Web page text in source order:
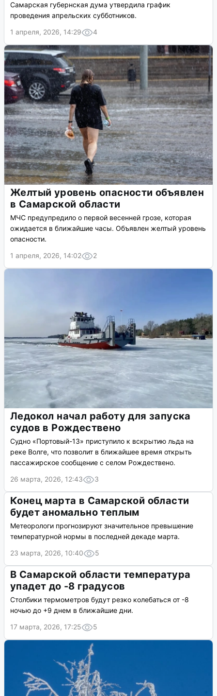
Самарская губернская дума утвердила график
проведения апрельских субботников.
1 апреля, 2026, 14:29
4
Желтый уровень опасности объявлен
в Самарской области
МЧС предупредило о первой весенней грозе, которая
ожидается в ближайшие часы. Объявлен желтый уровень
опасности.
1 апреля, 2026, 14:02
2
Ледокол начал работу для запуска
судов в Рождествено
Судно «Портовый-13» приступило к вскрытию льда на
реке Волге, что позволит в ближайшее время открыть
пассажирское сообщение с селом Рождествено.
26 марта, 2026, 12:43
3
Конец марта в Самарской области
будет аномально теплым
Метеорологи прогнозируют значительное превышение
температурной нормы в последней декаде марта.
23 марта, 2026, 10:40
5